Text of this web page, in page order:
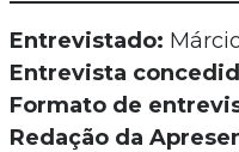
Entrevistado:
Entrevista
Formato de
Redação da